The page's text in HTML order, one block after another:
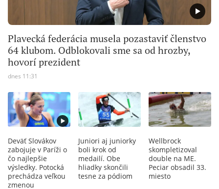
Plavecká federácia musela pozastaviť členstvo
64 klubom. Odblokovali sme sa od hrozby,
hovorí prezident
dnes 11:31
Deväť Slovákov
zabojuje v Paríži o
čo najlepšie
výsledky. Potocká
prechádza veľkou
zmenou
Juniori aj juniorky
boli krok od
medailí. Obe
hliadky skončili
tesne za pódiom
Wellbrock
skompletizoval
double na ME.
Peciar obsadil 33.
miesto